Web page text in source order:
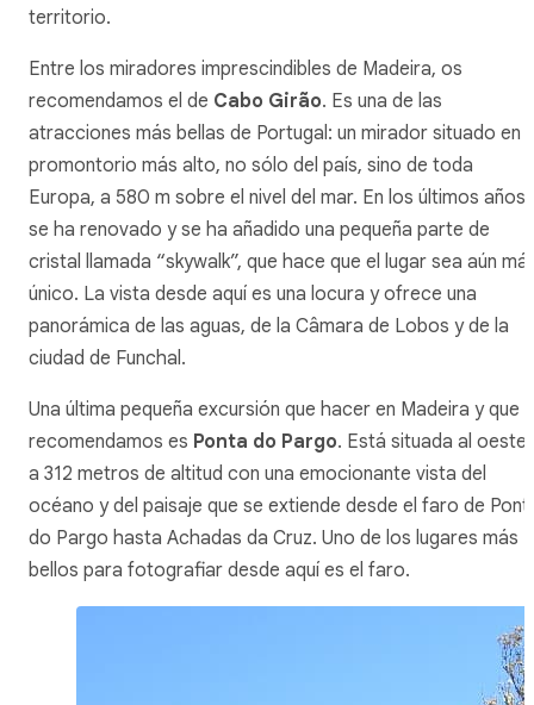
territorio.
Entre los miradores imprescindibles de Madeira, os
recomendamos el de Cabo Girão. Es una de las
atracciones más bellas de Portugal: un mirador situado en
promontorio más alto, no sólo del país, sino de toda
Europa, a 580 m sobre el nivel del mar. En los últimos años
se ha renovado y se ha añadido una pequeña parte de
cristal llamada “skywalk”, que hace que el lugar sea aún
único. La vista desde aquí es una locura y ofrece una
panorámica de las aguas, de la Câmara de Lobos y de la
ciudad de Funchal.
Una última pequeña excursión que hacer en Madeira y que
recomendamos es Ponta do Pargo. Está situada al oeste
a 312 metros de altitud con una emocionante vista del
océano y del paisaje que se extiende desde el faro de
do Pargo hasta Achadas da Cruz. Uno de los lugares más
bellos para fotografiar desde aquí es el faro.